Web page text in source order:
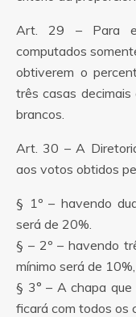
Art. 29 – Para
computados
obtiverem o
três casas
brancos.
Art. 30 – A
aos votos obtidos
§ 1º – havendo
será de 20%.
§ – 2º – havendo
mínimo será de
§ 3° – A chapa
ficará com todos os